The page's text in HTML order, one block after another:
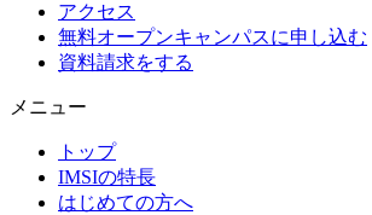
アクセス
無料オープンキャンパスに申し込む
資料請求をする
メニュー
トップ
IMSIの特長
はじめての方へ